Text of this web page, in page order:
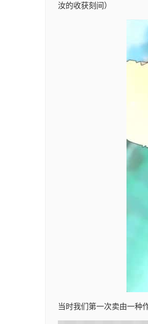
汝的收获刻间）
当时我们第一次卖由一种